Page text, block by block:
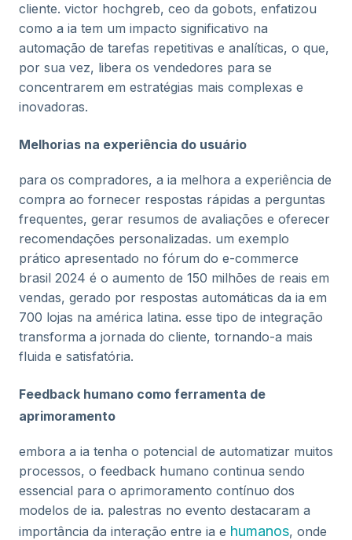
cliente. victor hochgreb, ceo da gobots, enfatizou
como a ia tem um impacto significativo na
automação de tarefas repetitivas e analíticas, o que,
por sua vez, libera os vendedores para se
concentrarem em estratégias mais complexas e
inovadoras​.
Melhorias na experiência do usuário
para os compradores, a ia melhora a experiência de
compra ao fornecer respostas rápidas a perguntas
frequentes, gerar resumos de avaliações e oferecer
recomendações personalizadas. um exemplo
prático apresentado no fórum do e-commerce
brasil 2024 é o aumento de 150 milhões de reais em
vendas, gerado por respostas automáticas da ia em
700 lojas na américa latina​. esse tipo de integração
transforma a jornada do cliente, tornando-a mais
fluida e satisfatória.
Feedback humano como ferramenta de
aprimoramento
embora a ia tenha o potencial de automatizar muitos
processos, o feedback humano continua sendo
essencial para o aprimoramento contínuo dos
modelos de ia. palestras no evento destacaram a
importância da interação entre ia e humanos, onde